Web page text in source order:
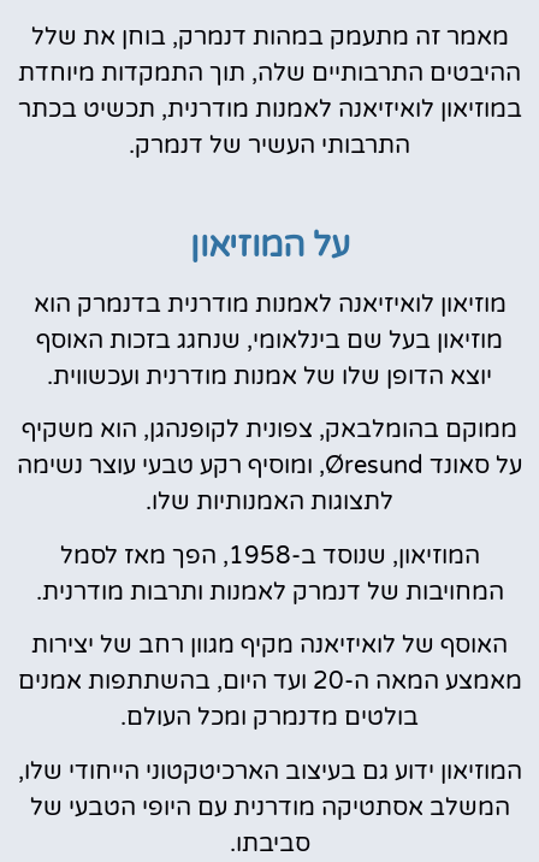
מאמר זה מתעמק במהות דנמרק, בוחן את שלל
ההיבטים התרבותיים שלה, תוך התמקדות מיוחדת
במוזיאון לואיזיאנה לאמנות מודרנית, תכשיט בכתר
התרבותי העשיר של דנמרק.
על המוזיאון
מוזיאון לואיזיאנה לאמנות מודרנית בדנמרק הוא
מוזיאון בעל שם בינלאומי, שנחגג בזכות האוסף
יוצא הדופן שלו של אמנות מודרנית ועכשווית.
ממוקם בהומלבאק, צפונית לקופנהגן, הוא משקיף
על סאונד Øresund, ומוסיף רקע טבעי עוצר נשימה
לתצוגות האמנותיות שלו.
המוזיאון, שנוסד ב-1958, הפך מאז לסמל
המחויבות של דנמרק לאמנות ותרבות מודרנית.
האוסף של לואיזיאנה מקיף מגוון רחב של יצירות
מאמצע המאה ה-20 ועד היום, בהשתתפות אמנים
בולטים מדנמרק ומכל העולם.
המוזיאון ידוע גם בעיצוב הארכיטקטוני הייחודי שלו,
המשלב אסתטיקה מודרנית עם היופי הטבעי של
סביבתו.